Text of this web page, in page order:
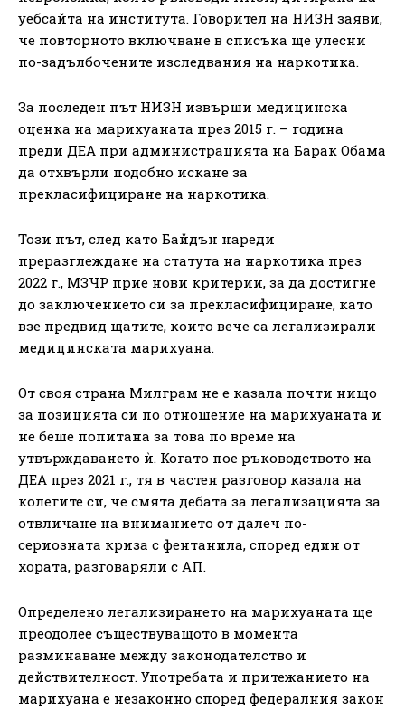
уебсайта на института. Говорител на НИЗН заяви,
че повторното включване в списъка ще улесни
по-задълбочените изследвания на наркотика.
За последен път НИЗН извърши медицинска
оценка на марихуаната през 2015 г. – година
преди ДЕА при администрацията на Барак Обама
да отхвърли подобно искане за
прекласифициране на наркотика.
Този път, след като Байдън нареди
преразглеждане на статута на наркотика през
2022 г., МЗЧР прие нови критерии, за да достигне
до заключението си за прекласифициране, като
взе предвид щатите, които вече са легализирали
медицинската марихуана.
От своя страна Милграм не е казала почти нищо
за позицията си по отношение на марихуаната и
не беше попитана за това по време на
утвърждаването ѝ. Когато пое ръководството на
ДЕА през 2021 г., тя в частен разговор казала на
колегите си, че смята дебата за легализацията за
отвличане на вниманието от далеч по-
сериозната криза с фентанила, според един от
хората, разговаряли с АП.
Определено легализирането на марихуаната ще
преодолее съществуващото в момента
разминаване между законодателство и
действителност. Употребата и притежанието на
марихуана е незаконно според федералния закон